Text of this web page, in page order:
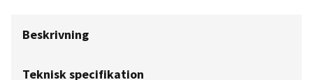
Beskrivning
Teknisk specifikation